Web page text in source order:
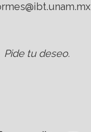
Pide tu deseo.